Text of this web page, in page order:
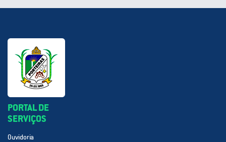
PORTAL DE
SERVIÇOS
Ouvidoria